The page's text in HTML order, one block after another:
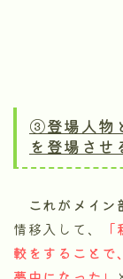
③登場人物
を登場させ
これがメイン
情移入して、
較をすることで